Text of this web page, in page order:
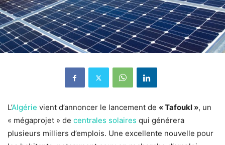
L’Algérie vient d’annoncer le lancement de « Tafoukl », un
« mégaprojet » de centrales solaires qui générera
plusieurs milliers d’emplois. Une excellente nouvelle pour